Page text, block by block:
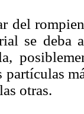
del
se deba
partículas
otras.